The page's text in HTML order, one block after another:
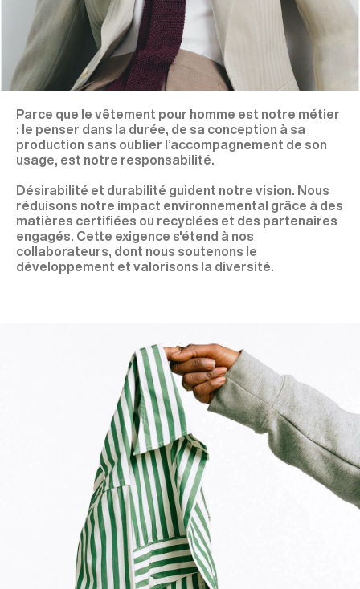
¨Parce que le vêtement pour homme est notre métier
: le penser dans la durée, de sa conception à sa
production sans oublier l’accompagnement de son
usage, est notre responsabilité.
Désirabilité et durabilité guident notre vision. Nous
réduisons notre impact environnemental grâce à des
matières certifiées ou recyclées et des partenaires
engagés. Cette exigence s'étend à nos
collaborateurs, dont nous soutenons le
développement et valorisons la diversité.